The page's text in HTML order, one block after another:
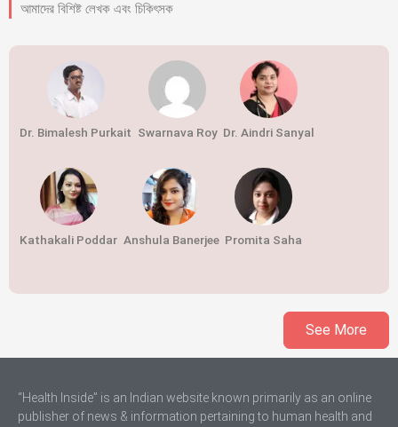
আমাদের বিশিষ্ট লেখক এবং চিকিৎসক
Dr. Bimalesh Purkait Swarnava Roy Dr. Aindri Sanyal
Kathakali Poddar Anshula Banerjee Promita Saha
See More
“Health Inside” is an Indian website known primarily as an online
publisher of news & information pertaining to human health and